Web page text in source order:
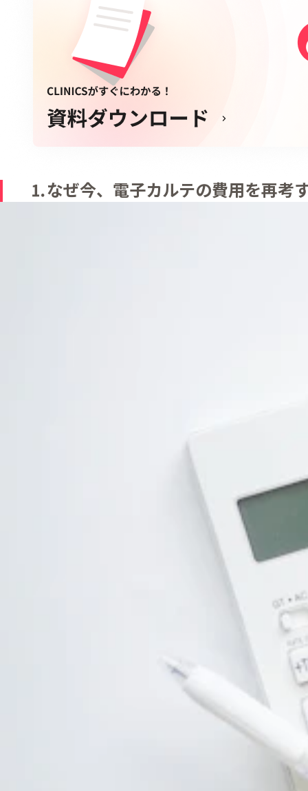
⒈なぜ今、電子カルテの費用を再考